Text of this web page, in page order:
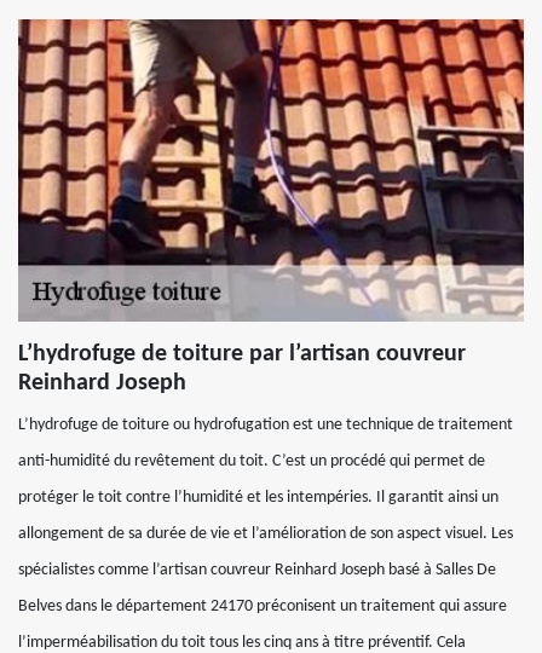
L’hydrofuge de toiture par l’artisan couvreur
Reinhard Joseph
L’hydrofuge de toiture ou hydrofugation est une technique de traitement
anti-humidité du revêtement du toit. C’est un procédé qui permet de
protéger le toit contre l’humidité et les intempéries. Il garantit ainsi un
allongement de sa durée de vie et l’amélioration de son aspect visuel. Les
spécialistes comme l’artisan couvreur Reinhard Joseph basé à Salles De
Belves dans le département 24170 préconisent un traitement qui assure
l’imperméabilisation du toit tous les cinq ans à titre préventif. Cela